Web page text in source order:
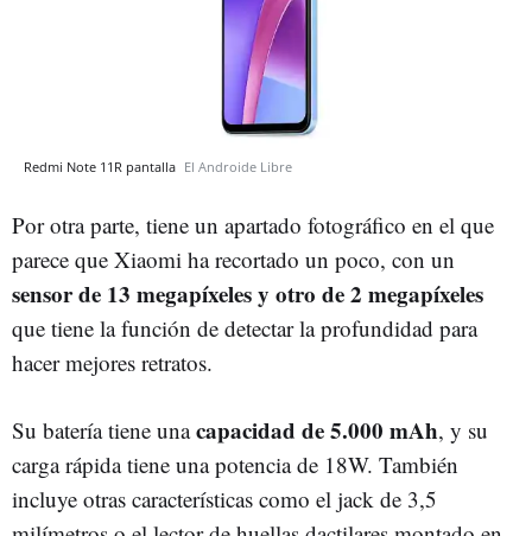
Redmi Note 11R pantalla El Androide Libre
Por otra parte, tiene un apartado fotográfico en el que
parece que Xiaomi ha recortado un poco, con un
sensor de 13 megapíxeles y otro de 2 megapíxeles
que tiene la función de detectar la profundidad para
hacer mejores retratos.
Su batería tiene unacapacidad de 5.000 mAh, y su
carga rápida tiene una potencia de 18W. También
incluye otras características como el jack de 3,5